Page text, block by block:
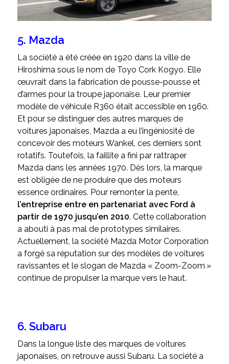
5. Mazda
La société a été créée en 1920 dans la ville de
Hiroshima sous le nom de Toyo Cork Kogyo. Elle
œuvrait dans la fabrication de pousse-pousse et
d’armes pour la troupe japonaise. Leur premier
modèle de véhicule R360 était accessible en 1960.
Et pour se distinguer des autres marques de
voitures japonaises, Mazda a eu l’ingéniosité de
concevoir des moteurs Wankel, ces derniers sont
rotatifs. Toutefois, la faillite a fini par rattraper
Mazda dans les années 1970. Dès lors, la marque
est obligée de ne produire que des moteurs
essence ordinaires. Pour remonter la pente,
l’entreprise entre en partenariat avec Ford à
partir de 1970 jusqu’en 2010. Cette collaboration
a abouti à pas mal de prototypes similaires.
Actuellement, la société Mazda Motor Corporation
a forgé sa réputation sur des modèles de voitures
ravissantes et le slogan de Mazda « Zoom-Zoom »
continue de propulser la marque vers le haut.
6. Subaru
Dans la longue liste des marques de voitures
japonaises, on retrouve aussi Subaru. La société a